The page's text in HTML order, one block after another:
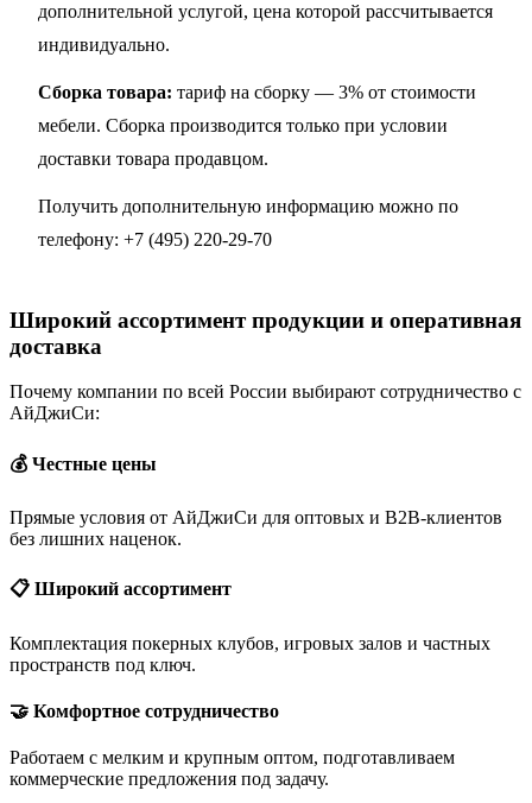
дополнительной услугой, цена которой рассчитывается
индивидуально.
Сборка товара: тариф на сборку — 3% от стоимости
мебели. Сборка производится только при условии
доставки товара продавцом.
Получить дополнительную информацию можно по
телефону: +7 (495) 220-29-70
Широкий ассортимент продукции и оперативная
доставка
Почему компании по всей России выбирают сотрудничество с
АйДжиСи:
💰 Честные цены
Прямые условия от АйДжиСи для оптовых и B2B-клиентов
без лишних наценок.
📋 Широкий ассортимент
Комплектация покерных клубов, игровых залов и частных
пространств под ключ.
🤝 Комфортное сотрудничество
Работаем с мелким и крупным оптом, подготавливаем
коммерческие предложения под задачу.